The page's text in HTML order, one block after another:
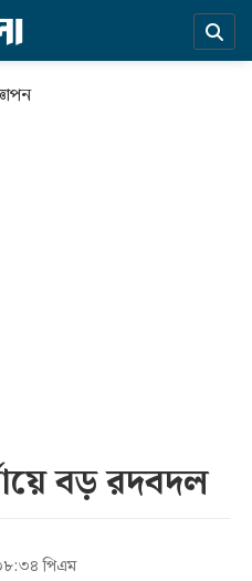
বড় রদবদল
পিএম